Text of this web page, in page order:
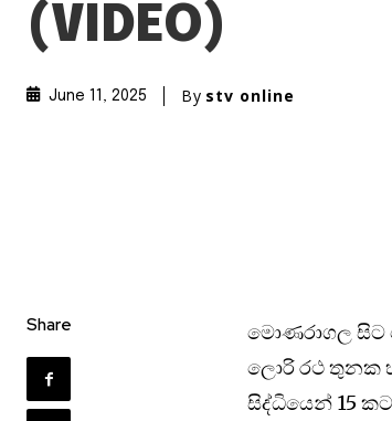
(VIDEO)
June 11, 2025 By stv online
Share
මොණරාගල සිට
ලොරි රථ තුනක
සිද්ධියෙන් 15